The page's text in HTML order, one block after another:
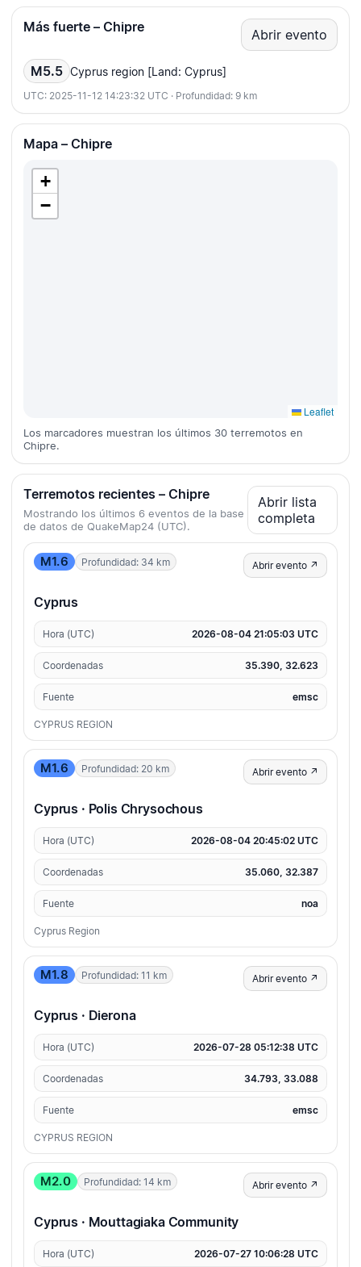
Más fuerte – Chipre Abrir evento
M5.5 Cyprus region [Land: Cyprus]
UTC: 2025-11-12 14:23:32 UTC · Profundidad: 9 km
Mapa – Chipre
+
−
Leaflet
Los marcadores muestran los últimos 30 terremotos en
Chipre.
Terremotos recientes – Chipre
Mostrando los últimos 6 eventos de la base
de datos de QuakeMap24 (UTC).
Abrir lista
completa
M1.6 Profundidad: 34 km Abrir evento ↗
Cyprus
Hora (UTC) 2026-08-04 21:05:03 UTC
Coordenadas 35.390, 32.623
Fuente emsc
CYPRUS REGION
M1.6 Profundidad: 20 km Abrir evento ↗
Cyprus · Polis Chrysochous
Hora (UTC) 2026-08-04 20:45:02 UTC
Coordenadas 35.060, 32.387
Fuente noa
Cyprus Region
M1.8 Profundidad: 11 km Abrir evento ↗
Cyprus · Dierona
Hora (UTC) 2026-07-28 05:12:38 UTC
Coordenadas 34.793, 33.088
Fuente emsc
CYPRUS REGION
M2.0 Profundidad: 14 km Abrir evento ↗
Cyprus · Mouttagiaka Community
Hora (UTC) 2026-07-27 10:06:28 UTC